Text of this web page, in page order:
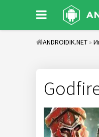
ANDROIDIK.NET »